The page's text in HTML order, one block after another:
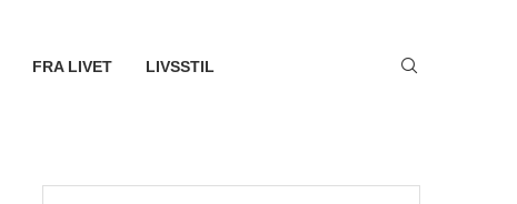
FRA LIVET LIVSSTIL